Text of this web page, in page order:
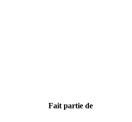
Fait partie de